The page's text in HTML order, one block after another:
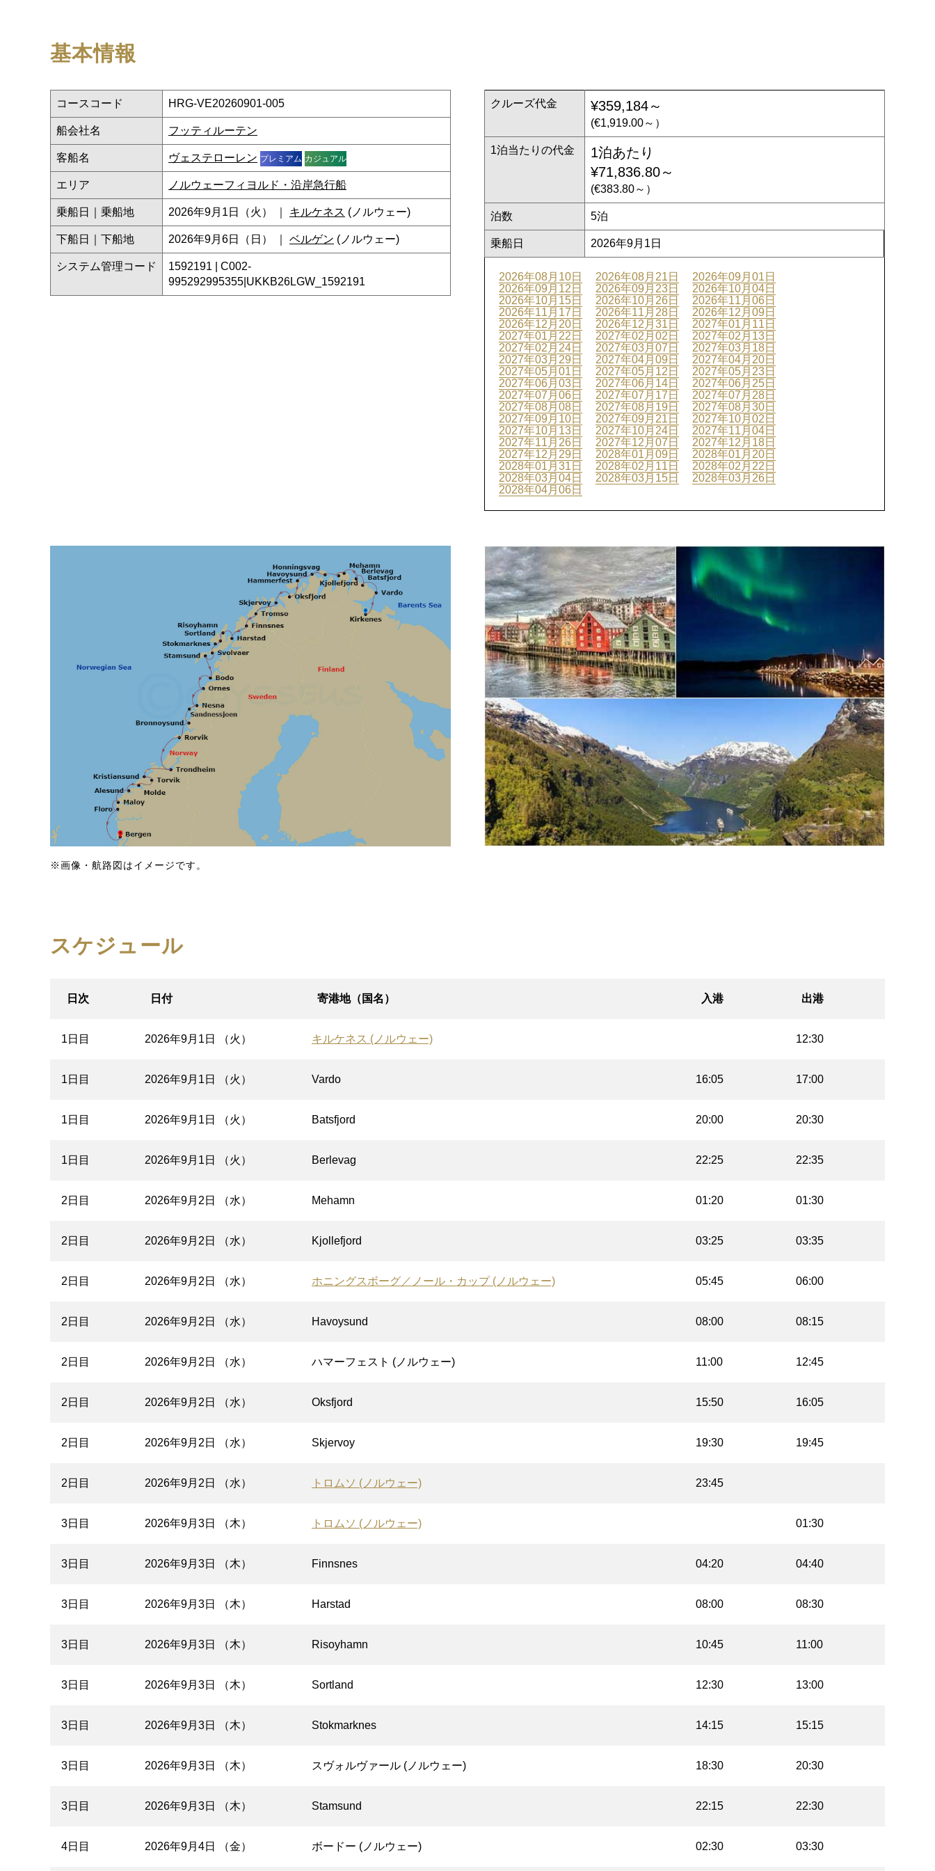
基本情報
コースコード HRG-VE20260901-005
船会社名 フッティルーテン
客船名 ヴェステローレン プレミアム カジュアル
エリア ノルウェーフィヨルド・沿岸急行船
乗船日｜乗船地 2026年9月1日（火） ｜ キルケネス (ノルウェー)
下船日｜下船地 2026年9月6日（日） ｜ ベルゲン (ノルウェー)
システム管理コード
1592191 | C002-
995292995355|UKKB26LGW_1592191
クルーズ代金 ¥359,184～
(€1,919.00～）
1泊当たりの代金
1泊あたり
¥71,836.80～
(€383.80～）
泊数 5泊
乗船日 2026年9月1日
2026年08月10日 2026年08月21日
2026年09月01日
2026年09月12日
2026年09月23日
2026年10月04日
2026年10月15日
2026年10月26日
2026年11月06日
2026年11月17日
2026年11月28日
2026年12月09日
2026年12月20日
2026年12月31日
2027年01月11日
2027年01月22日
2027年02月02日
2027年02月13日
2027年02月24日
2027年03月07日
2027年03月18日
2027年03月29日
2027年04月09日
2027年04月20日
2027年05月01日
2027年05月12日
2027年05月23日
2027年06月03日
2027年06月14日
2027年06月25日
2027年07月06日
2027年07月17日
2027年07月28日
2027年08月08日
2027年08月19日
2027年08月30日
2027年09月10日
2027年09月21日
2027年10月02日
2027年10月13日
2027年10月24日
2027年11月04日
2027年11月26日
2027年12月07日
2027年12月18日
2027年12月29日
2028年01月09日
2028年01月20日
2028年01月31日
2028年02月11日
2028年02月22日
2028年03月04日
2028年03月15日
2028年03月26日
2028年04月06日
※画像・航路図はイメージです。
スケジュール
日次 日付 寄港地（国名） 入港 出港
1日目 2026年9月1日 （火） キルケネス (ノルウェー) 12:30
1日目 2026年9月1日 （火） Vardo 16:05 17:00
1日目 2026年9月1日 （火） Batsfjord 20:00 20:30
1日目 2026年9月1日 （火） Berlevag 22:25 22:35
2日目 2026年9月2日 （水） Mehamn 01:20 01:30
2日目 2026年9月2日 （水） Kjollefjord 03:25 03:35
2日目 2026年9月2日 （水） ホニングスボーグ／ノール・カップ (ノルウェー) 05:45 06:00
2日目 2026年9月2日 （水） Havoysund 08:00 08:15
2日目 2026年9月2日 （水） ハマーフェスト (ノルウェー) 11:00 12:45
2日目 2026年9月2日 （水） Oksfjord 15:50 16:05
2日目 2026年9月2日 （水） Skjervoy 19:30 19:45
2日目 2026年9月2日 （水） トロムソ (ノルウェー) 23:45
3日目 2026年9月3日 （木） トロムソ (ノルウェー) 01:30
3日目 2026年9月3日 （木） Finnsnes 04:20 04:40
3日目 2026年9月3日 （木） Harstad 08:00 08:30
3日目 2026年9月3日 （木） Risoyhamn 10:45 11:00
3日目 2026年9月3日 （木） Sortland 12:30 13:00
3日目 2026年9月3日 （木） Stokmarknes 14:15 15:15
3日目 2026年9月3日 （木） スヴォルヴァール (ノルウェー) 18:30 20:30
3日目 2026年9月3日 （木） Stamsund 22:15 22:30
4日目 2026年9月4日 （金） ボードー (ノルウェー) 02:30 03:30